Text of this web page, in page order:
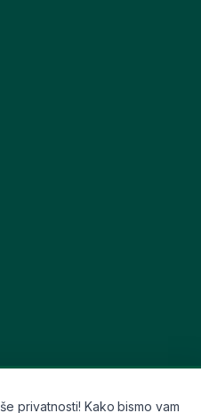
privatnosti! Kako bismo vam